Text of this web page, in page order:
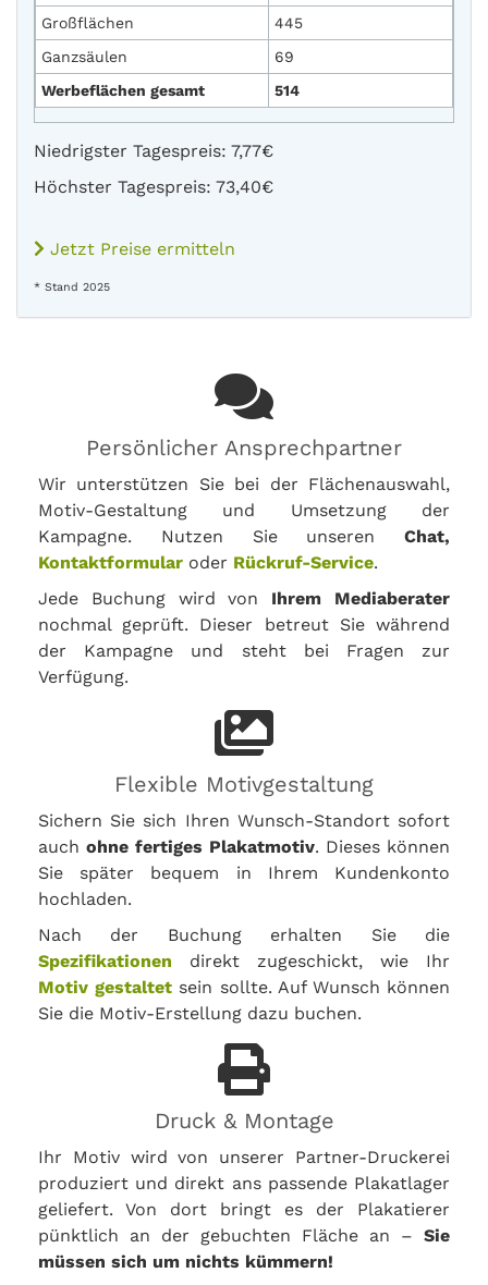
Großflächen
445
Ganzsäulen
69
Werbeflächen gesamt
514
Niedrigster Tagespreis: 7,77€
Höchster Tagespreis: 73,40€
Jetzt Preise ermitteln
* Stand 2025
Persönlicher Ansprechpartner
Wir unterstützen Sie bei der Flächenauswahl,
Motiv-Gestaltung und Umsetzung der
Kampagne. Nutzen Sie unseren Chat,
Kontaktformular oder Rückruf-Service.
Jede Buchung wird von Ihrem Mediaberater
nochmal geprüft. Dieser betreut Sie während
der Kampagne und steht bei Fragen zur
Verfügung.
Flexible Motivgestaltung
Sichern Sie sich Ihren Wunsch-Standort sofort
auch ohne fertiges Plakatmotiv. Dieses können
Sie später bequem in Ihrem Kundenkonto
hochladen.
Nach der Buchung erhalten Sie die
Spezifikationen direkt zugeschickt, wie Ihr
Motiv gestaltet sein sollte. Auf Wunsch können
Sie die Motiv-Erstellung dazu buchen.
Druck & Montage
Ihr Motiv wird von unserer Partner-Druckerei
produziert und direkt ans passende Plakatlager
geliefert. Von dort bringt es der Plakatierer
pünktlich an der gebuchten Fläche an – Sie
müssen sich um nichts kümmern!